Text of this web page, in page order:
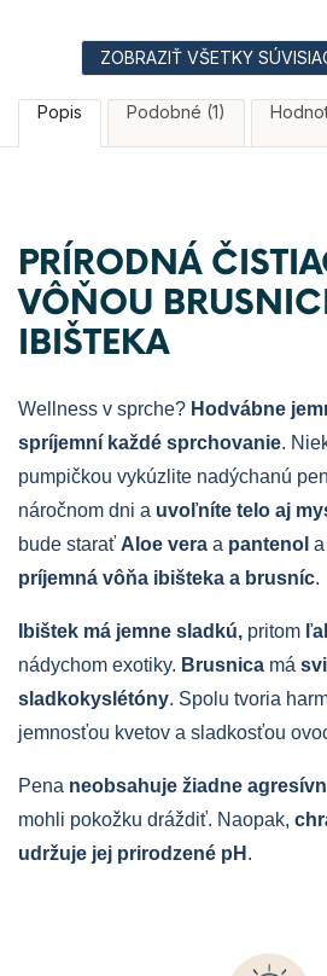
ZOBRAZIŤ VŠETKY
Popis Podobné (1)
PRÍRODNÁ
VÔŇOU
IBIŠTEKA
Wellness v sprche? Hodvábne
spríjemní každé sprchovanie.
pumpičkou vykúzlite nadýchanú
náročnom dni a uvoľníte telo aj
bude starať Aloe vera a pantenol
príjemná vôňa ibišteka a brusníc.
Ibištek má jemne sladkú, pritom
nádychom exotiky. Brusnica má
sladkokyslétóny. Spolu tvoria
jemnosťou kvetov a sladkosťou
Pena neobsahuje žiadne
mohli pokožku dráždiť. Naopak,
udržuje jej prirodzené pH .